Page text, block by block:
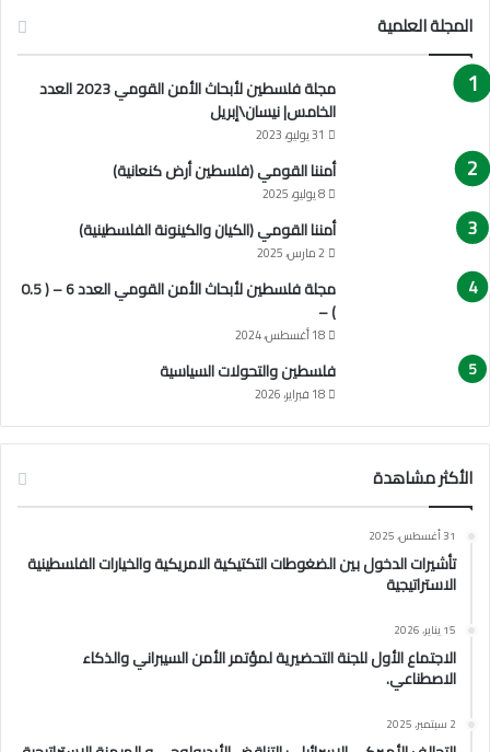
المجلة العلمية
مجلة فلسطين لأبحاث الأمن القومي 2023 العدد
الخامس| نيسان\إبريل
31 يوليو، 2023
أمننا القومي (فلسطين أرض كنعانية)
8 يوليو، 2025
أمننا القومي (الكيان والكينونة الفلسطينية)
2 مارس، 2025
مجلة فلسطين لأبحاث الأمن القومي العدد 6 – ( 0.5
) –
18 أغسطس، 2024
فلسطين والتحولات السياسية
18 فبراير، 2026
الأكثر مشاهدة
31 أغسطس، 2025
تأشيرات الدخول بين الضغوطات التكتيكية الامريكية والخيارات الفلسطينية
الاستراتيجية
15 يناير، 2026
الاجتماع الأول للجنة التحضيرية لمؤتمر الأمن السيبراني والذكاء
الاصطناعي.
2 سبتمبر، 2025